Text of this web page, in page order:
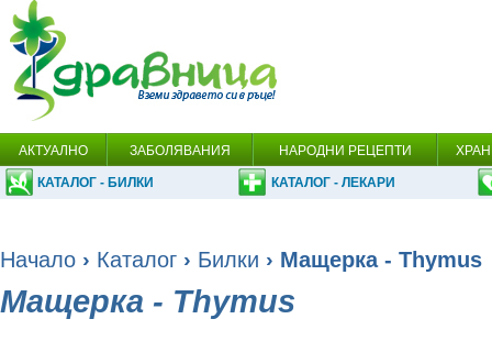
АКТУАЛНО ЗАБОЛЯВАНИЯ НАРОДНИ РЕЦЕПТИ
КАТАЛОГ - БИЛКИ КАТАЛОГ - ЛЕКАРИ
Начало › Каталог › Билки › Мащерка - Thymus
Мащерка - Thymus